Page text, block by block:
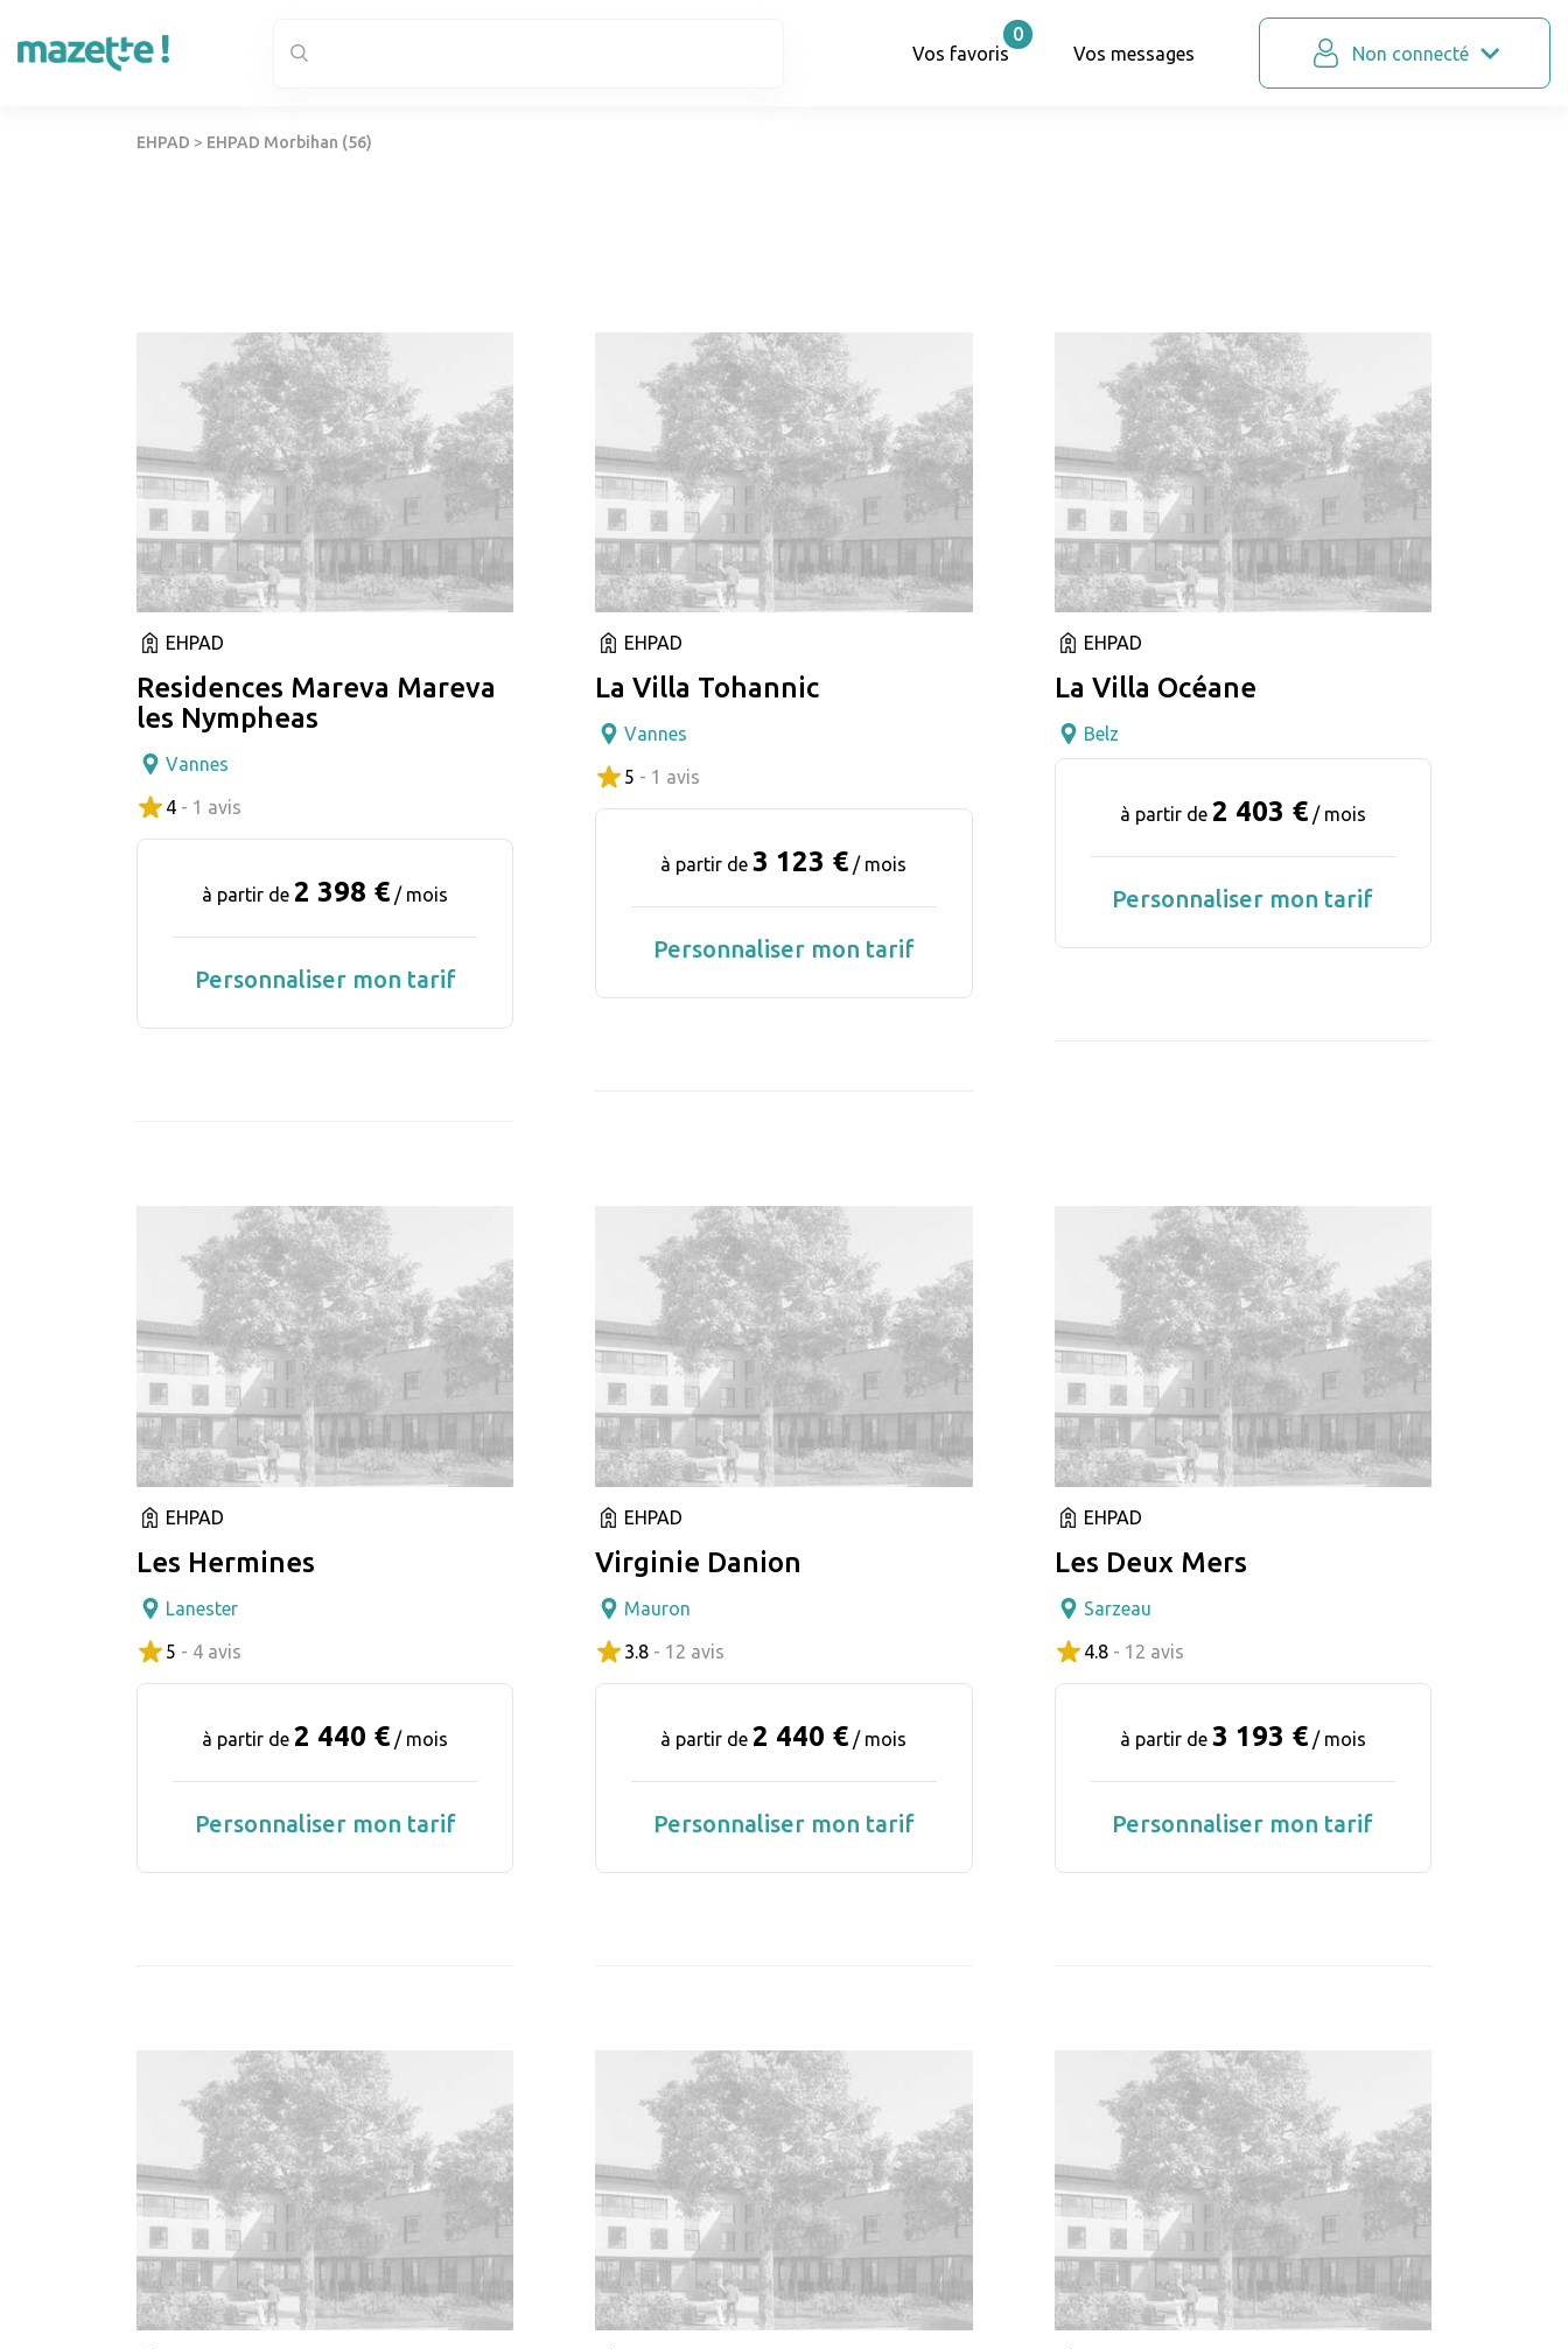
Vos favoris
0
Vos messages
Non connecté
EHPAD > EHPAD Morbihan (56)
EHPAD
Residences Mareva Mareva
les Nympheas
Vannes
4 - 1 avis
à partir de 2 398 € / mois
Personnaliser mon tarif
EHPAD
La Villa Tohannic
Vannes
5 - 1 avis
à partir de3 123 € / mois
Personnaliser mon tarif
EHPAD
La Villa Océane
Belz
à partir de 2 403 € / mois
Personnaliser mon tarif
EHPAD
Les Hermines
Lanester
5 - 4 avis
à partir de 2 440 € / mois
Personnaliser mon tarif
EHPAD
Virginie Danion
Mauron
3.8 - 12 avis
à partir de 2 440 € / mois
Personnaliser mon tarif
EHPAD
Les Deux Mers
Sarzeau
4.8 - 12 avis
à partir de 3 193 € / mois
Personnaliser mon tarif